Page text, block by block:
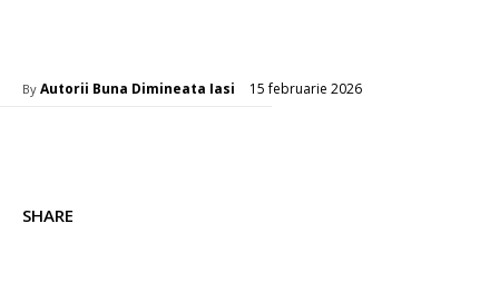
By Autorii Buna Dimineata Iasi 15 februarie 2026
SHARE